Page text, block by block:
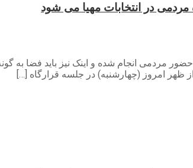
مردمی در انتخابات مهیا می شود
مردمی انجام شده و اینک نیز باید فضا به
ظهر امروز (چهارشنبه) در جلسه قرارگاه […]